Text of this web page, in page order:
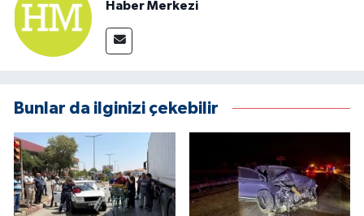
Haber Merkezi
Bunlar da ilginizi çekebilir